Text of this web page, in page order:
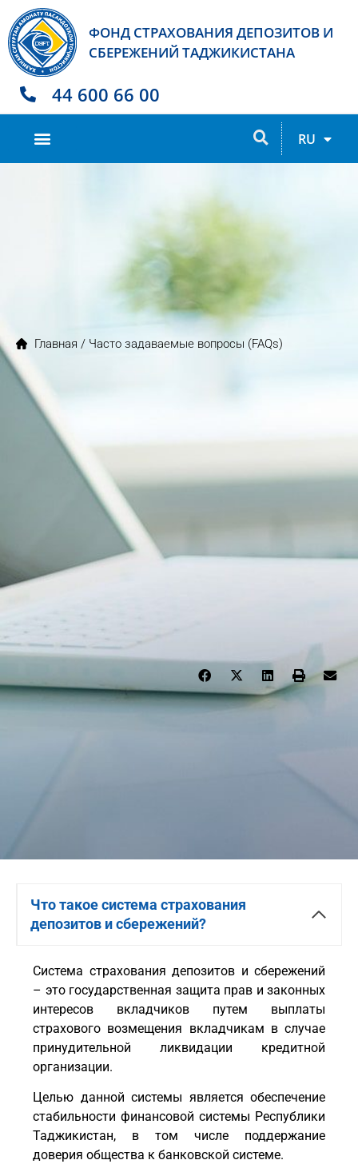
ФОНД СТРАХОВАНИЯ ДЕПОЗИТОВ И
СБЕРЕЖЕНИЙ ТАДЖИКИСТАНА
44 600 66 00
RU
EN
Главная / Часто задаваемые вопросы (FAQs)
Что такое система страхования
депозитов и сбережений?
Система страхования депозитов и сбережений
– это государственная защита прав и законных
интересов вкладчиков путем выплаты
страхового возмещения вкладчикам в случае
принудительной ликвидации кредитной
организации.
Целью данной системы является обеспечение
стабильности финансовой системы Республики
Таджикистан, в том числе поддержание
доверия общества к банковской системе.